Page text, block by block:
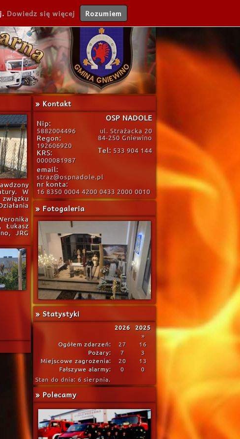
W
Łukasz
JRG
» Kontakt
Nip:
5882004496
Regon:
192606920
KRS:
0000081987
OSP NADOLE
ul. Strażacka 20
84-250 Gniewino
Tel: 533 904 144
email:
straz@ospnadole.pl
nr konta:
16 8350 0004 4200 0433 2000 0010
» Fotogaleria
» Statystyki
2026
2025
»
Ogółem zdarzeń:
27
16
Pożary:
7
3
Miejscowe zagrożenia:
20
13
Fałszywe alarmy:
0
0
Stan do dnia: 6 sierpnia.
» Polecamy
Dowiedz się więcej Rozumiem